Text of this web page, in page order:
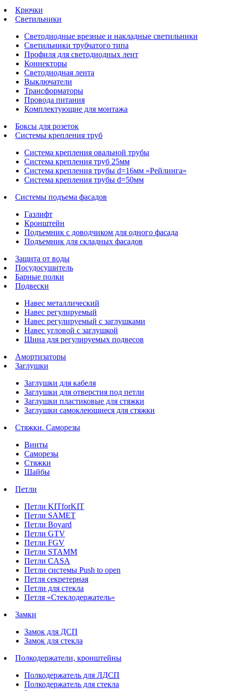
Крючки
Светильники
Светодиодные врезные и накладные светильники
Светильники трубчатого типа
Профиля для светодиодных лент
Коннекторы
Светодиодная лента
Выключатели
Трансформаторы
Провода питания
Комплектующие для монтажа
Боксы для розеток
Системы крепления труб
Система крепления овальной трубы
Система крепления труб 25мм
Система крепления трубы d=16мм «Рейлинга»
Система крепления трубы d=50мм
Системы подъема фасадов
Газлифт
Кронштейн
Подъемник с доводчиком для одного фасада
Подъемник для складных фасадов
Защита от воды
Посудосушитель
Барные полки
Подвески
Навес металлический
Навес регулируемый
Навес регулируемый с заглушками
Навес угловой с заглушкой
Шина для регулируемых подвесов
Амортизаторы
Заглушки
Заглушки для кабеля
Заглушки для отверстия под петли
Заглушки пластиковые для стяжки
Заглушки самоклеющиеся для стяжки
Стяжки. Саморезы
Винты
Саморезы
Стяжки
Шайбы
Петли
Петли KITforKIT
Петли SAMET
Петли Boyard
Петли GTV
Петли FGV
Петли STAMM
Петли CASA
Петли системы Push to open
Петля секретерная
Петли для стекла
Петля «Стеклодержатель»
Замки
Замок для ДСП
Замок для стекла
Полкодержатели, кронштейны
Полкодержатель для ЛДСП
Полкодержатель для стекла